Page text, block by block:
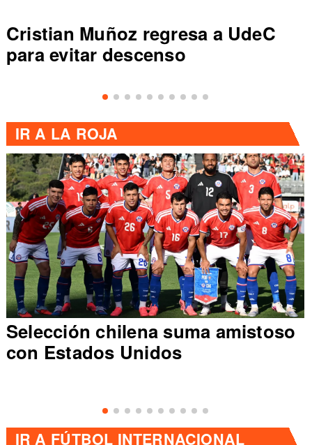
Cristian Muñoz regresa a UdeC
para evitar descenso
IR A LA ROJA
Selección chilena suma amistoso
con Estados Unidos
IR A FÚTBOL INTERNACIONAL